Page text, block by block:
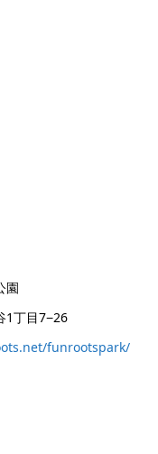
園
1丁目7−26
funrootspark/